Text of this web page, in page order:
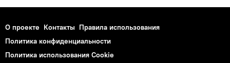
О проекте Контакты Правила использования
Политика конфиденциальности
Политика использования Cookie